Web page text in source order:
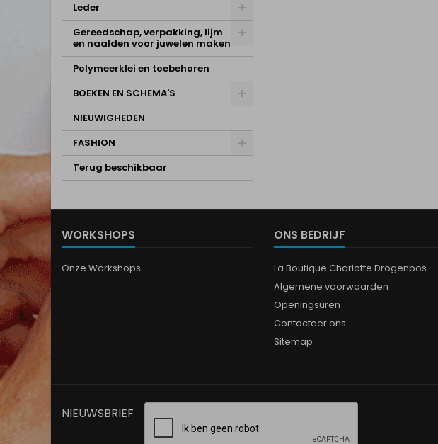
Leder
Gereedschap, verpakking, lijm
en naalden voor juwelen maken
Polymeerklei en toebehoren
BOEKEN EN SCHEMA'S
NIEUWIGHEDEN
FASHION
Terug beschikbaar
WORKSHOPS
Onze Workshops
ONS BEDRIJF
La Boutique Charlotte Drogenbos
Algemene voorwaarden
Openingsuren
Contacteer ons
Sitemap
NIEUWSBRIEF